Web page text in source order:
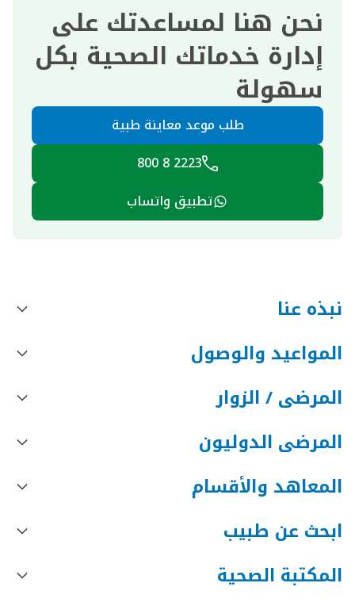
نحن هنا لمساعدتك على
إدارة خدماتك الصحية بكل
سهولة
طلب موعد معاينة طبية
2223 8 800
تطبيق واتساب
نبذه عنا
المواعيد والوصول
المرضى / الزوار
المرضى الدوليون
المعاهد والأقسام
ابحث عن طبيب
المكتبة الصحية